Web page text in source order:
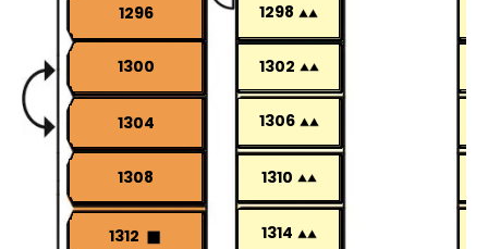
1296 1298
1300 1302
1304 1306
1308 1310
1312 1314